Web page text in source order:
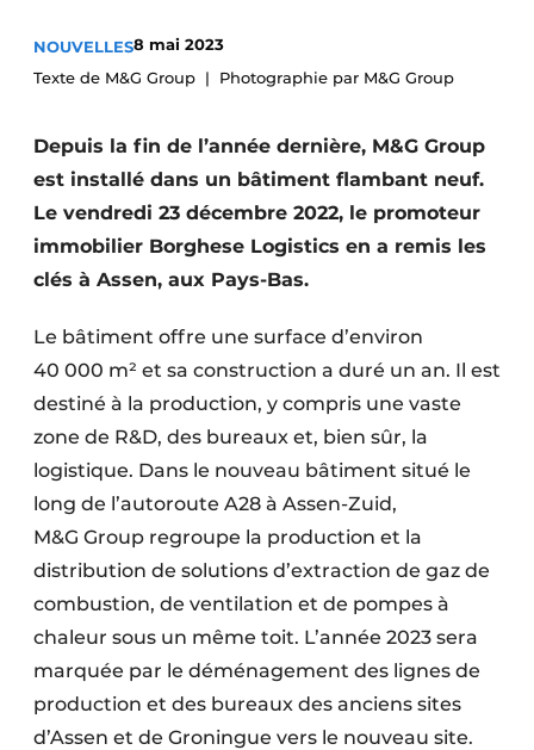
S’inscrire
Video’s
NOUVELLES8 mai 2023
Texte de M&G Group
Photographie par M&G Group
Depuis la fin de l’année dernière, M&G Group
est installé dans un bâtiment flambant neuf.
Le vendredi 23 décembre 2022, le promoteur
immobilier Borghese Logistics en a remis les
clés à Assen, aux Pays-Bas.
Le bâtiment offre une surface d’environ
40 000 m² et sa construction a duré un an. Il est
destiné à la production, y compris une vaste
zone de R&D, des bureaux et, bien sûr, la
logistique. Dans le nouveau bâtiment situé le
long de l’autoroute A28 à Assen-Zuid,
M&G Group regroupe la production et la
distribution de solutions d’extraction de gaz de
combustion, de ventilation et de pompes à
chaleur sous un même toit. L’année 2023 sera
marquée par le déménagement des lignes de
production et des bureaux des anciens sites
d’Assen et de Groningue vers le nouveau site.